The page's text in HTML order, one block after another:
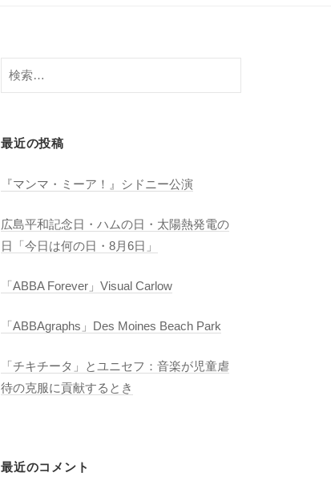
検
索:
最近の投稿
『マンマ・ミーア！』シドニー公演
広島平和記念日・ハムの日・太陽熱発電の
日「今日は何の日・8月6日」
「ABBA Forever」Visual Carlow
「ABBAgraphs」Des Moines Beach Park
「チキチータ」とユニセフ：音楽が児童虐
待の克服に貢献するとき
最近のコメント